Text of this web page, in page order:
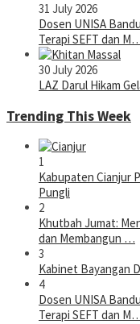
31 July 2026
Dosen UNISA
Terapi SEFT dan
30 July 2026
LAZ Darul Hikam
Trending This Week
1
Kabupaten Cianjur
Pungli
2
Khutbah Jumat:
dan Membangun …
3
Kabinet Bayangan
4
Dosen UNISA
Terapi SEFT dan